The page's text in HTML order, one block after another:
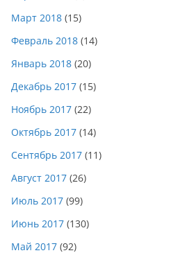
Март 2018 (15)
Февраль 2018 (14)
Январь 2018 (20)
Декабрь 2017 (15)
Ноябрь 2017 (22)
Октябрь 2017 (14)
Сентябрь 2017 (11)
Август 2017 (26)
Июль 2017 (99)
Июнь 2017 (130)
Май 2017 (92)